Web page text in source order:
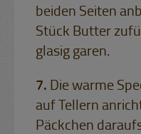
beiden Seiten
Stück Butter
glasig garen.
Die warme
auf Tellern
Päckchen